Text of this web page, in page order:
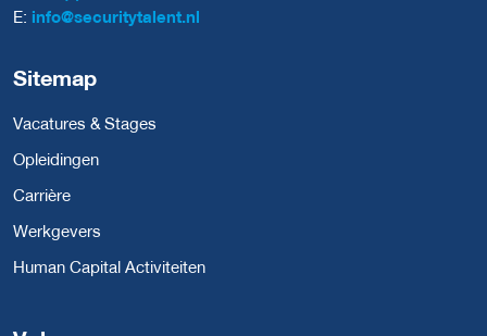
E: info@securitytalent.nl
Sitemap
Vacatures & Stages
Opleidingen
Carrière
Werkgevers
Human Capital Activiteiten